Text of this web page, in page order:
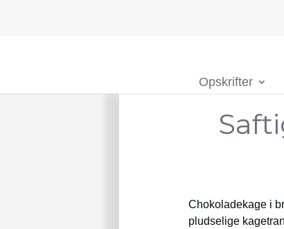
Opskrifter
Chokoladekage i
pludselige